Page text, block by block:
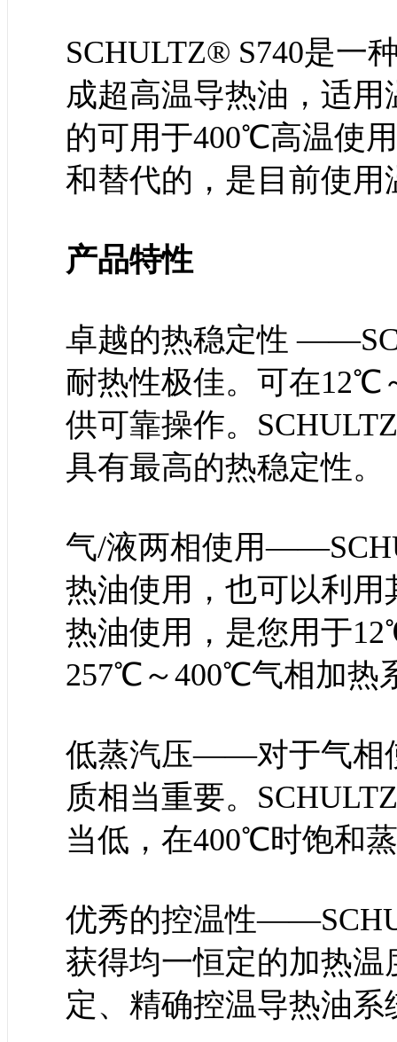
SCHULTZ® S740是一
成超高温导热油，适
的可用于400℃高温使
和替代的，是目前使
产品特性
卓越的热稳定性
耐热性极佳。可在12℃
供可靠操作。
具有最高的热稳定性。
气/液两相使用
热油使用，也可以利
热油使用，是您用于
257℃～400℃气相加热
低蒸汽压——对于气相
质相当重要。
当低，在400℃时饱和
优秀的控温性
获得均一恒定的加热
定、精确控温导热油系